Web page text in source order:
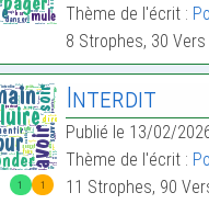
Thème de l'écrit :
8 Strophes, 30 Vers
1 1
Interdit
Publié le 13/02/
Thème de l'écrit :
11 Strophes, 90 Vers